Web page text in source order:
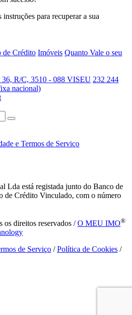
para recuperar a sua
de Crédito Imóveis Quanto Vale o seu
36, R/C, 3510 - 088 VISEU 232 244
nacional)
e Termos de Serviço
Lda está registada junto do Banco de
de Crédito Vinculado, com o número
direitos reservados /O MEU IMO®
de Serviço /Política de Cookies /